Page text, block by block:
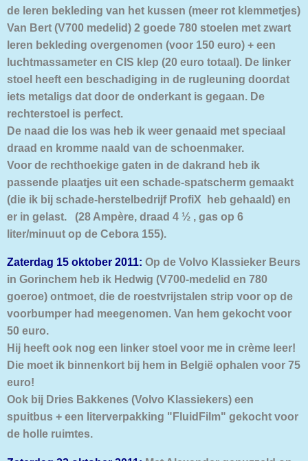
de leren bekleding van het kussen (meer rot klemmetjes)
Van Bert (V700 medelid) 2 goede 780 stoelen met zwart
leren bekleding overgenomen (voor 150 euro) + een
luchtmassameter en CIS klep (20 euro totaal). De linker
stoel heeft een beschadiging in de rugleuning doordat
iets metaligs dat door de onderkant is gegaan. De
rechterstoel is perfect.
De naad die los was heb ik weer genaaid met speciaal
draad en kromme naald van de schoenmaker.
Voor de rechthoekige gaten in de dakrand heb ik
passende plaatjes uit een schade-spatscherm gemaakt
(die ik bij schade-herstelbedrijf ProfiX heb gehaald) en
er in gelast. (28 Ampère, draad 4 ½ , gas op 6
liter/minuut op de Cebora 155).
Zaterdag 15 oktober 2011: Op de Volvo Klassieker Beurs
in Gorinchem heb ik Hedwig (V700-medelid en 780
goeroe) ontmoet, die de roestvrijstalen strip voor op de
voorbumper had meegenomen. Van hem gekocht voor
50 euro.
Hij heeft ook nog een linker stoel voor me in crème leer!
Die moet ik binnenkort bij hem in België ophalen voor 75
euro!
Ook bij Dries Bakkenes (Volvo Klassiekers) een
spuitbus + een literverpakking "FluidFilm" gekocht voor
de holle ruimtes.